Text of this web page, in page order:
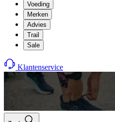
Voeding
Merken
Advies
Trail
Sale
Klantenservice